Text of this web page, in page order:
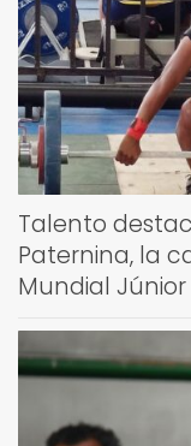
Talento
Paternina, la
Mundial Júnior